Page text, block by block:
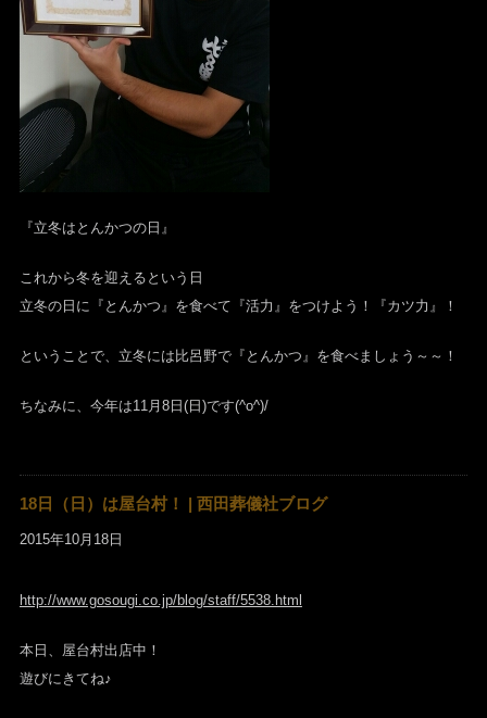
『立冬はとんかつの日』
これから冬を迎えるという日
立冬の日に『とんかつ』を食べて『活力』をつけよう！『カツ力』！
ということで、立冬には比呂野で『とんかつ』を食べましょう～～！
ちなみに、今年は11月8日(日)です(^o^)/
18日（日）は屋台村！ | 西田葬儀社ブログ
2015年10月18日
http://www.gosougi.co.jp/blog/staff/5538.html
本日、屋台村出店中！
遊びにきてね♪